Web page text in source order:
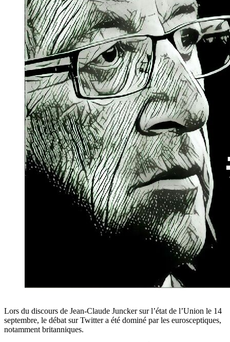
Lors du discours de Jean-Claude Juncker sur l’état de l’Union le 14
septembre, le débat sur Twitter a été dominé par les eurosceptiques,
notamment britanniques.